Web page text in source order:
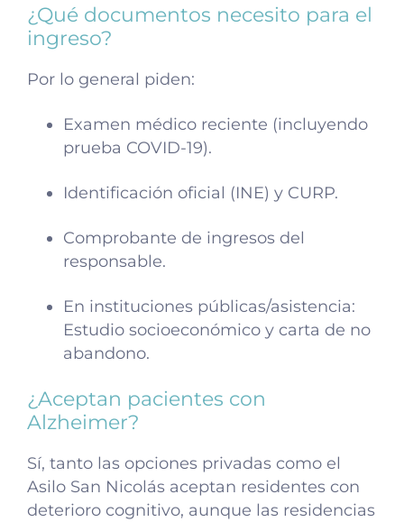
¿Qué documentos necesito para el
ingreso?
Por lo general piden:
Examen médico reciente (incluyendo
prueba COVID-19).
Identificación oficial (INE) y CURP.
Comprobante de ingresos del
responsable.
En instituciones públicas/asistencia:
Estudio socioeconómico y carta de no
abandono.
¿Aceptan pacientes con
Alzheimer?
Sí, tanto las opciones privadas como el
Asilo San Nicolás aceptan residentes con
deterioro cognitivo, aunque las residencias